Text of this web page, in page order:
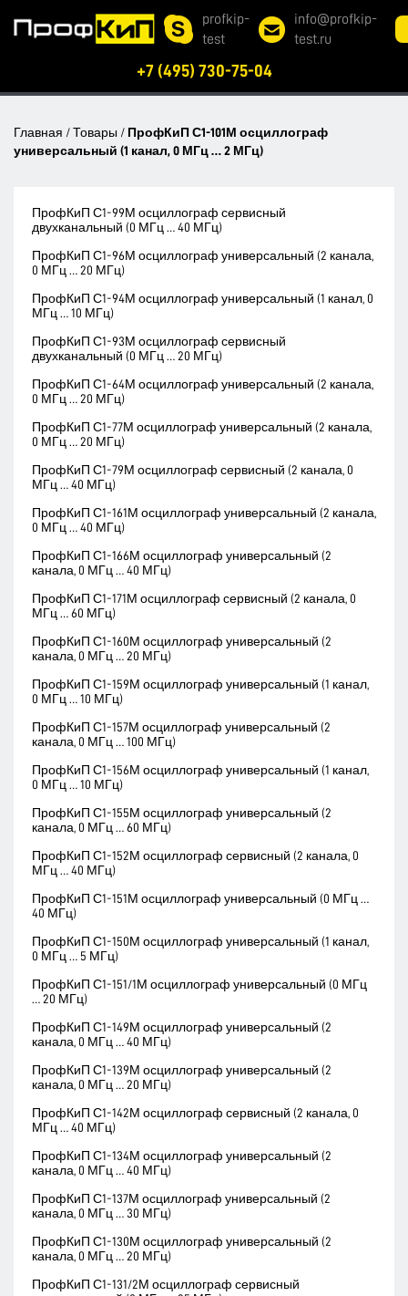
profkip-
test
info@profkip-
test.ru
+7 (495) 730-75-04
Главная / Товары / ПрофКиП С1-101М осциллограф
универсальный (1 канал, 0 МГц … 2 МГц)
ПрофКиП С1-99М осциллограф сервисный
двухканальный (0 МГц … 40 МГц)
ПрофКиП С1-96М осциллограф универсальный (2 канала,
0 МГц … 20 МГц)
ПрофКиП С1-94М осциллограф универсальный (1 канал, 0
МГц … 10 МГц)
ПрофКиП С1-93М осциллограф сервисный
двухканальный (0 МГц … 20 МГц)
ПрофКиП С1-64М осциллограф универсальный (2 канала,
0 МГц … 20 МГц)
ПрофКиП С1-77М осциллограф универсальный (2 канала,
0 МГц … 20 МГц)
ПрофКиП С1-79М осциллограф сервисный (2 канала, 0
МГц … 40 МГц)
ПрофКиП С1-161М осциллограф универсальный (2 канала,
0 МГц … 40 МГц)
ПрофКиП С1-166М осциллограф универсальный (2
канала, 0 МГц … 40 МГц)
ПрофКиП С1-171М осциллограф сервисный (2 канала, 0
МГц … 60 МГц)
ПрофКиП С1-160М осциллограф универсальный (2
канала, 0 МГц … 20 МГц)
ПрофКиП С1-159М осциллограф универсальный (1 канал,
0 МГц … 10 МГц)
ПрофКиП С1-157М осциллограф универсальный (2
канала, 0 МГц … 100 МГц)
ПрофКиП С1-156М осциллограф универсальный (1 канал,
0 МГц … 10 МГц)
ПрофКиП С1-155М осциллограф универсальный (2
канала, 0 МГц … 60 МГц)
ПрофКиП С1-152М осциллограф сервисный (2 канала, 0
МГц … 40 МГц)
ПрофКиП С1-151М осциллограф универсальный (0 МГц …
40 МГц)
ПрофКиП С1-150М осциллограф универсальный (1 канал,
0 МГц … 5 МГц)
ПрофКиП С1-151/1М осциллограф универсальный (0 МГц
… 20 МГц)
ПрофКиП С1-149М осциллограф универсальный (2
канала, 0 МГц … 40 МГц)
ПрофКиП С1-139М осциллограф универсальный (2
канала, 0 МГц … 20 МГц)
ПрофКиП С1-142М осциллограф сервисный (2 канала, 0
МГц … 40 МГц)
ПрофКиП С1-134М осциллограф универсальный (2
канала, 0 МГц … 40 МГц)
ПрофКиП С1-137М осциллограф универсальный (2
канала, 0 МГц … 30 МГц)
ПрофКиП С1-130М осциллограф универсальный (2
канала, 0 МГц … 20 МГц)
ПрофКиП С1-131/2М осциллограф сервисный